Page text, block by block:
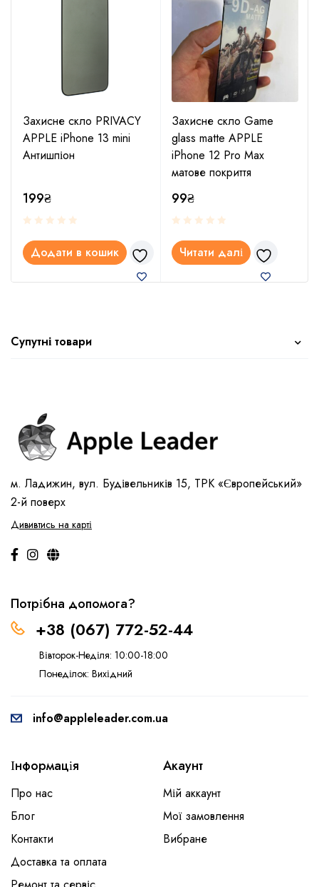
Захисне скло PRIVACY
APPLE iPhone 13 mini
Антишпіон
199₴
Додати в кошик
Захисне скло Game
glass matte APPLE
iPhone 12 Pro Max
матове покриття
99₴
Читати далі
Супутні товари
м. Ладижин, вул. Будівельників 15, ТРК «Європейський»
2-й поверх
Дививтись на карті
Потрібна допомога?
+38 (067) 772-52-44
Вівторок-Неділя: 10:00-18:00
Понеділок: Вихідний
info@appleleader.com.ua
Інформація
Про нас
Блог
Контакти
Доставка та оплата
Акаунт
Мій аккаунт
Мої замовлення
Вибране